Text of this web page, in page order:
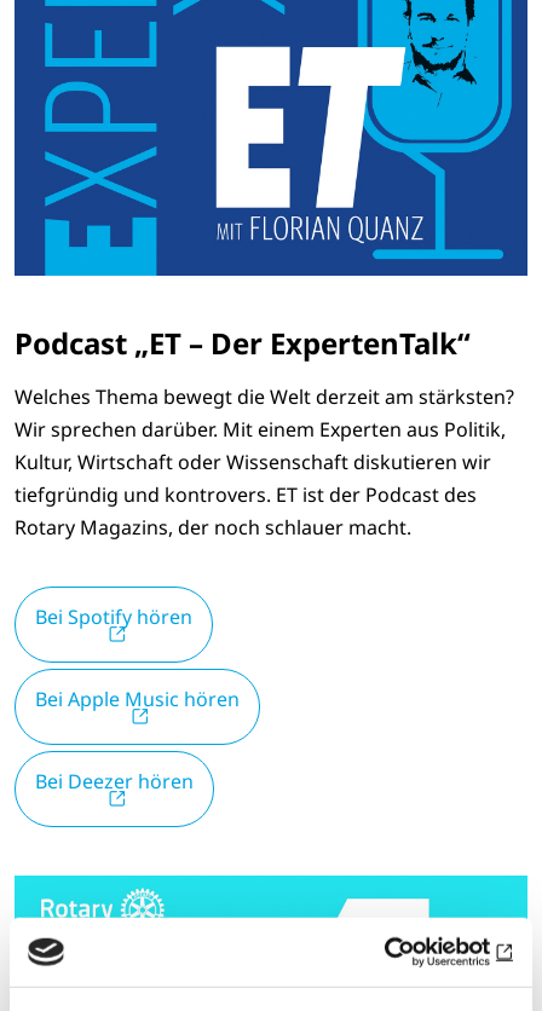
Podcast „ET – Der ExpertenTalk“
Welches Thema bewegt die Welt derzeit am stärksten?
Wir sprechen darüber. Mit einem Experten aus Politik,
Kultur, Wirtschaft oder Wissenschaft diskutieren wir
tiefgründig und kontrovers. ET ist der Podcast des
Rotary Magazins, der noch schlauer macht.
Bei Spotify hören
Bei Apple Music hören
Bei Deezer hören